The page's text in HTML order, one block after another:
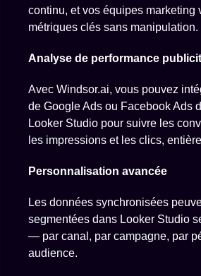
continu, et vos équipes marketing
métriques clés sans manipulation.
Analyse de performance
Avec Windsor.ai, vous pouvez
de Google Ads ou Facebook Ads
Looker Studio pour suivre les
les impressions et les clics,
Personnalisation avancée
Les données synchronisées
segmentées dans Looker Studio
— par canal, par campagne, par
audience.